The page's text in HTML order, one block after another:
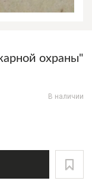
охраны"
В наличии